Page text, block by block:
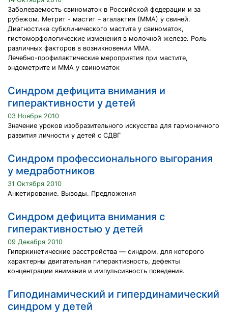
Заболеваемость свиноматок в Российской федерации и за
рубежом. Метрит - мастит – агалактия (ММА) у свиней.
Диагностика субклинического мастита у свиноматок,
гистоморфологические изменения в молочной железе. Роль
различных факторов в возникновении ММА.
Лечебно-профилактические мероприятия при мастите,
эндометрите и ММА у свиноматок
Синдром дефицита внимания и
гиперактивности у детей
03 Ноября 2010
Значение уроков изобразительного искусства для гармоничного
развития личности у детей с СДВГ
Синдром профессионального выгорания
у медработников
31 Октября 2010
Анкетирование. Выводы. Предложения
Синдром дефицита внимания с
гиперактивностью у детей
09 Декабря 2010
Гиперкинетические расстройства — синдром, для которого
характерны двигательная гиперактивность, дефекты
концентрации внимания и импульсивность поведения.
Гиподинамический и гипердинамический
синдром у детей